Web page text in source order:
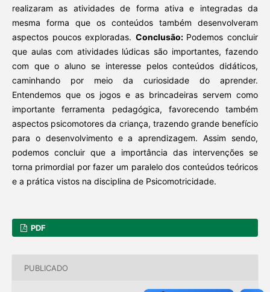
realizaram as atividades de forma ativa e integradas da
mesma forma que os conteúdos também desenvolveram
aspectos poucos exploradas. Conclusão: Podemos concluir
que aulas com atividades lúdicas são importantes, fazendo
com que o aluno se interesse pelos conteúdos didáticos,
caminhando por meio da curiosidade do aprender.
Entendemos que os jogos e as brincadeiras servem como
importante ferramenta pedagógica, favorecendo também
aspectos psicomotores da criança, trazendo grande benefício
para o desenvolvimento e a aprendizagem. Assim sendo,
podemos concluir que a importância das intervenções se
torna primordial por fazer um paralelo dos conteúdos teóricos
e a prática vistos na disciplina de Psicomotricidade.
PDF
PUBLICADO